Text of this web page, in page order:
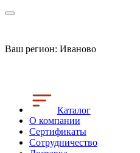
Ваш регион: Иваново
Каталог
О компании
Сертификаты
Сотрудничество